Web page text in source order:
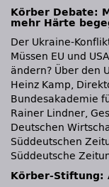
Körber Debate:
mehr Härte
Der Ukraine-
Müssen EU und
ändern? Über den
Heinz Kamp,
Bundesakademie
Rainer Lindner,
Deutschen
Süddeutschen
Süddeutsche
Körber-Stiftung: